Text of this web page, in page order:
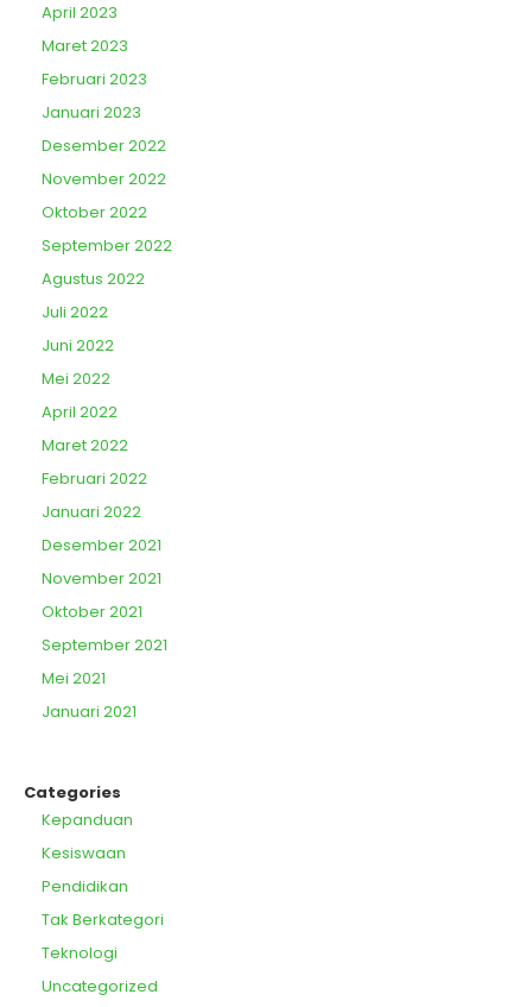
April 2023
Maret 2023
Februari 2023
Januari 2023
Desember 2022
November 2022
Oktober 2022
September 2022
Agustus 2022
Juli 2022
Juni 2022
Mei 2022
April 2022
Maret 2022
Februari 2022
Januari 2022
Desember 2021
November 2021
Oktober 2021
September 2021
Mei 2021
Januari 2021
Categories
Kepanduan
Kesiswaan
Pendidikan
Tak Berkategori
Teknologi
Uncategorized